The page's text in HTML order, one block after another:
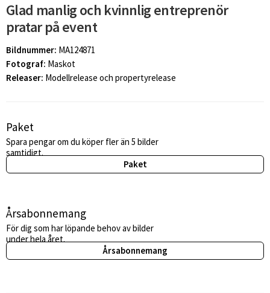
Glad manlig och kvinnlig entreprenör
pratar på event
Bildnummer: MA124871
Fotograf: Maskot
Releaser: Modellrelease och propertyrelease
Paket
Spara pengar om du köper fler än 5 bilder
samtidigt.
Paket
Årsabonnemang
För dig som har löpande behov av bilder
under hela året.
Årsabonnemang